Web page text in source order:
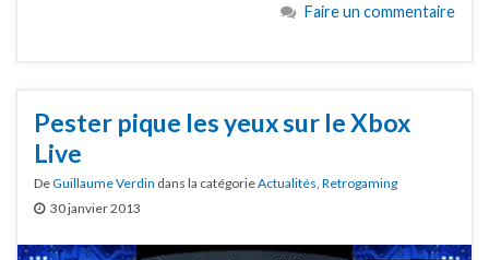
Faire un commentaire
Pester pique les yeux sur le Xbox
Live
DeGuillaume Verdin dans la catégorieActualités Retrogaming
30 janvier 2013